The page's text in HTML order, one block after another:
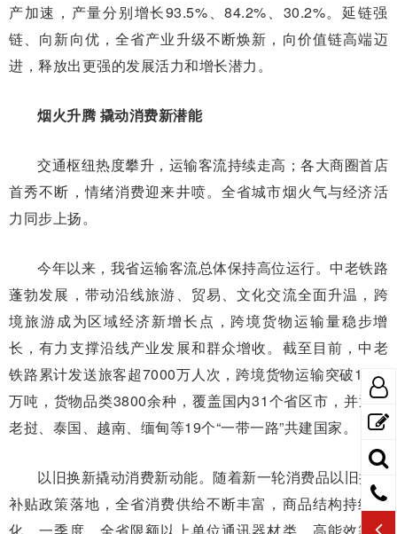
产加速，产量分别增长93.5%、84.2%、30.2%。延链强
链、向新向优，全省产业升级不断焕新，向价值链高端迈
进，释放出更强的发展活力和增长潜力。
烟火升腾 撬动消费新潜能
交通枢纽热度攀升，运输客流持续走高；各大商圈首店
首秀不断，情绪消费迎来井喷。全省城市烟火气与经济活
力同步上扬。
今年以来，我省运输客流总体保持高位运行。中老铁路
蓬勃发展，带动沿线旅游、贸易、文化交流全面升温，跨
境旅游成为区域经济新增长点，跨境货物运输量稳步增
长，有力支撑沿线产业发展和群众增收。截至目前，中老
铁路累计发送旅客超7000万人次，跨境货物运输突破1800
万吨，货物品类3800余种，覆盖国内31个省区市，并通达
老挝、泰国、越南、缅甸等19个“一带一路”共建国家。
以旧换新撬动消费新动能。随着新一轮消费品以旧换新
补贴政策落地，全省消费供给不断丰富，商品结构持续优
化。一季度，全省限额以上单位通讯器材类、高能效等级